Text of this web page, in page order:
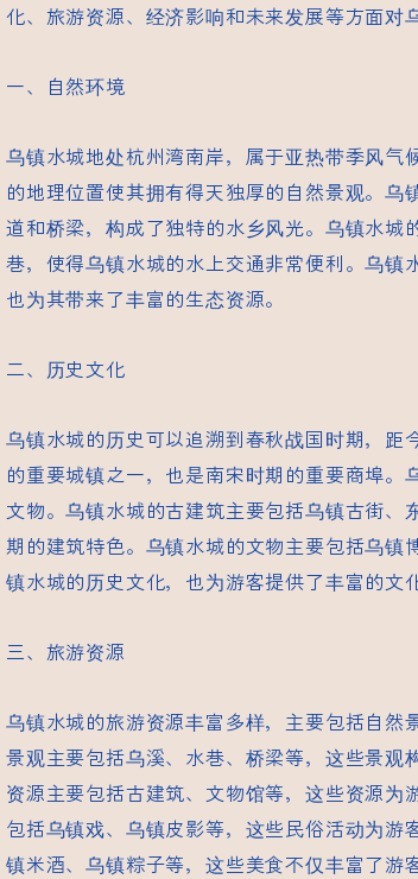
化、旅游资源、经济影响和未来发展等方面对
一、自然环境
乌镇水城地处杭州湾南岸，属于亚热带季风
的地理位置使其拥有得天独厚的自然景观。
道和桥梁，构成了独特的水乡风光。乌镇水
巷，使得乌镇水城的水上交通非常便利。乌镇
也为其带来了丰富的生态资源。
二、历史文化
乌镇水城的历史可以追溯到春秋战国时期，距
的重要城镇之一，也是南宋时期的重要商埠
文物。乌镇水城的古建筑主要包括乌镇古街
期的建筑特色。乌镇水城的文物主要包括乌
镇水城的历史文化，也为游客提供了丰富的文
三、旅游资源
乌镇水城的旅游资源丰富多样，主要包括自
景观主要包括乌溪、水巷、桥梁等，这些景
资源主要包括古建筑、文物馆等，这些资源
包括乌镇戏、乌镇皮影等，这些民俗活动为
镇米酒、乌镇粽子等，这些美食不仅丰富了